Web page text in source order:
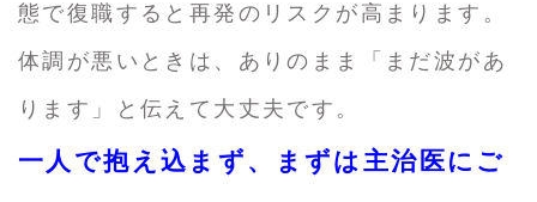
態で復職すると再発のリスクが高まります。
体調が悪いときは、ありのまま「まだ波があ
ります」と伝えて大丈夫です。
一人で抱え込まず、まずは主治医にご